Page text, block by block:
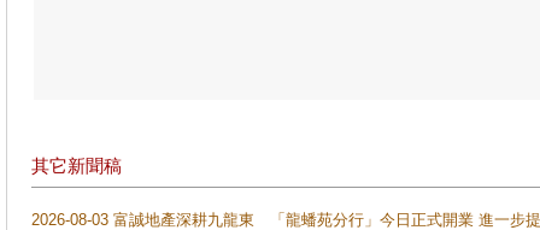
其它新聞稿
2026-08-03 富誠地產深耕九龍東 「龍蟠苑分行」今日正式開業 進一步